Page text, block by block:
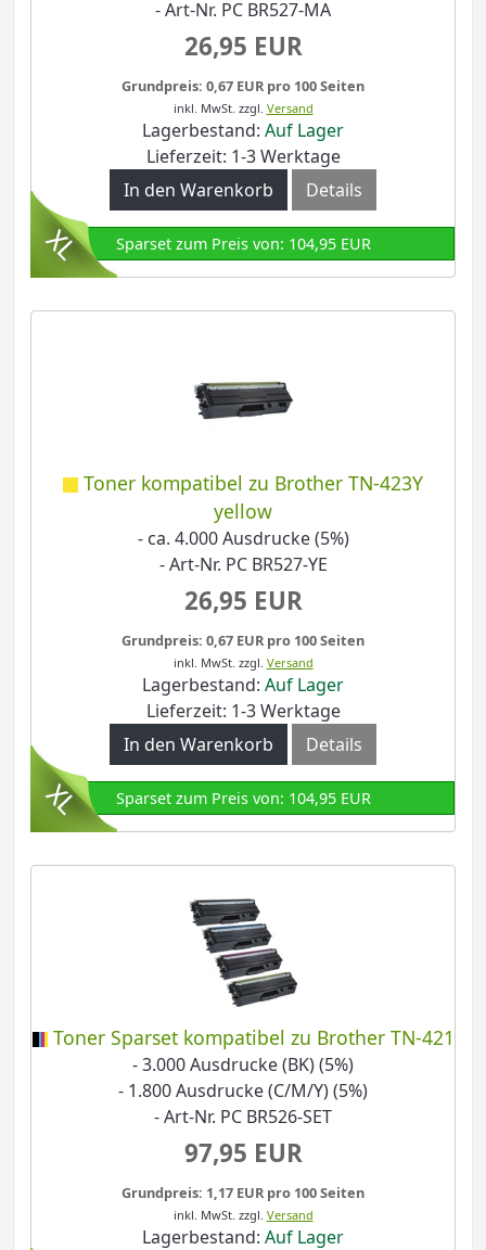
- Art-Nr. PC BR527-MA
26,95 EUR
Grundpreis: 0,67 EUR pro 100 Seiten
inkl. MwSt. zzgl. Versand
Lagerbestand: Auf Lager
Lieferzeit: 1-3 Werktage
In den Warenkorb
Details
Sparset zum Preis von: 104,95 EUR
Toner kompatibel zu Brother TN-423Y
yellow
- ca. 4.000 Ausdrucke (5%)
- Art-Nr. PC BR527-YE
26,95 EUR
Grundpreis: 0,67 EUR pro 100 Seiten
inkl. MwSt. zzgl. Versand
Lagerbestand: Auf Lager
Lieferzeit: 1-3 Werktage
In den Warenkorb
Details
Sparset zum Preis von: 104,95 EUR
Toner Sparset kompatibel zu Brother TN-421
- 3.000 Ausdrucke (BK) (5%)
- 1.800 Ausdrucke (C/M/Y) (5%)
- Art-Nr. PC BR526-SET
97,95 EUR
Grundpreis: 1,17 EUR pro 100 Seiten
inkl. MwSt. zzgl. Versand
Lagerbestand: Auf Lager